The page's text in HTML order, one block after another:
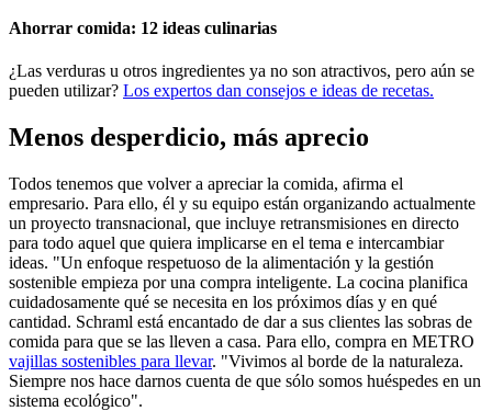
Ahorrar comida: 12 ideas culinarias
¿Las verduras u otros ingredientes ya no son atractivos, pero aún se
pueden utilizar? Los expertos dan consejos e ideas de recetas.
Menos desperdicio, más aprecio
Todos tenemos que volver a apreciar la comida, afirma el
empresario. Para ello, él y su equipo están organizando actualmente
un proyecto transnacional, que incluye retransmisiones en directo
para todo aquel que quiera implicarse en el tema e intercambiar
ideas. "Un enfoque respetuoso de la alimentación y la gestión
sostenible empieza por una compra inteligente. La cocina planifica
cuidadosamente qué se necesita en los próximos días y en qué
cantidad. Schraml está encantado de dar a sus clientes las sobras de
comida para que se las lleven a casa. Para ello, compra en METRO
vajillas sostenibles para llevar. "Vivimos al borde de la naturaleza.
Siempre nos hace darnos cuenta de que sólo somos huéspedes en un
sistema ecológico".